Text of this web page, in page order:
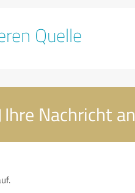
Quelle
Ihre Nachricht